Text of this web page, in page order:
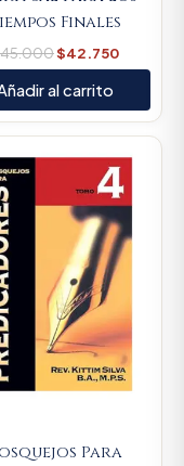
Finales
45.000$42.750
al carrito
Para
price
$89.900.
Current
price
is: